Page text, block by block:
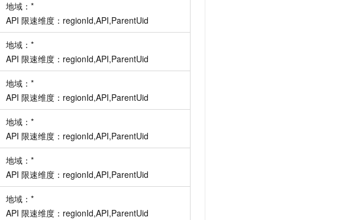
地域： *
API 限速维度： regionId,API,ParentUid
地域： *
API 限速维度： regionId,API,ParentUid
地域： *
API 限速维度： regionId,API,ParentUid
地域： *
API 限速维度： regionId,API,ParentUid
地域： *
API 限速维度： regionId,API,ParentUid
地域： *
API 限速维度： regionId,API,ParentUid
秒悟
10分钟微调：让0.6B模型媲美235B模型
用1%尺寸在特定领域达到大模型90%以上效果
多种方案随心选，轻松解锁专属 DeepSeek
多模态数据信息提取
超强辅助，Bolt.diy 一步搞定创意建站
模板小程序
定制小程序
APP 开发